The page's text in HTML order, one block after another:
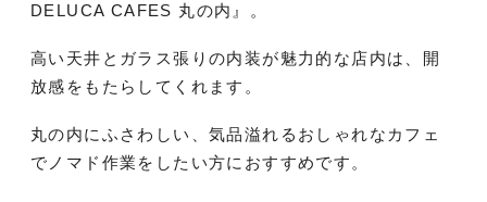
DELUCA CAFES 丸の内』。
高い天井とガラス張りの内装が魅力的な店内は、開
放感をもたらしてくれます。
丸の内にふさわしい、気品溢れるおしゃれなカフェ
でノマド作業をしたい方におすすめです。